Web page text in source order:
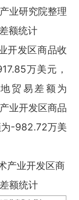
业研究院整理
额统计
开发区商品收
万美元，
贸易差额为
业开发区商品
-982.72万美
产业开发区商
额统计